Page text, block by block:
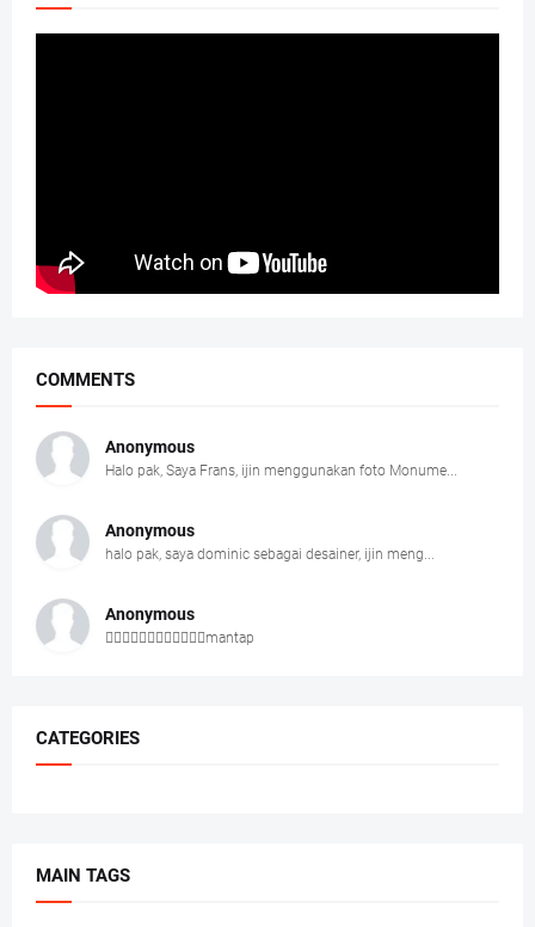
COMMENTS
Anonymous
Halo pak, Saya Frans, ijin menggunakan foto Monume...
Anonymous
halo pak, saya dominic sebagai desainer, ijin meng...
Anonymous
👍🏻👍🏻👍🏻👍🏻👍🏻👍🏻mantap
CATEGORIES
MAIN TAGS